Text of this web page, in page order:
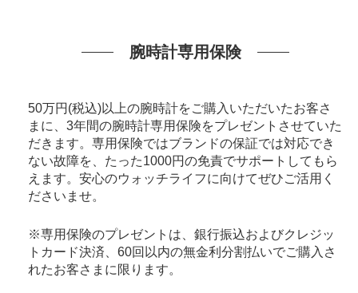
腕時計専用保険
50万円(税込)以上の腕時計をご購入いただいたお客さ
まに、3年間の腕時計専用保険をプレゼントさせていた
だきます。専用保険ではブランドの保証では対応でき
ない故障を、たった1000円の免責でサポートしてもら
えます。安心のウォッチライフに向けてぜひご活用く
ださいませ。
※専用保険のプレゼントは、銀行振込およびクレジッ
トカード決済、60回以内の無金利分割払いでご購入さ
れたお客さまに限ります。